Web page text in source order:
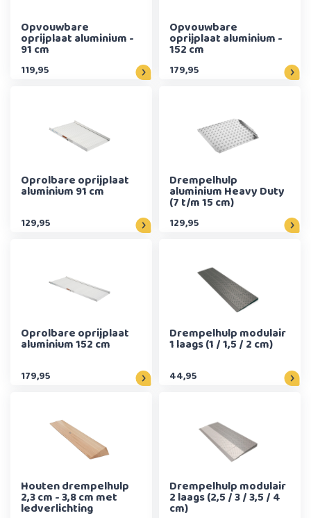
Opvouwbare
oprijplaat aluminium -
91 cm
119,95
Opvouwbare
oprijplaat aluminium -
152 cm
179,95
Oprolbare oprijplaat
aluminium 91 cm
129,95
Drempelhulp
aluminium Heavy Duty
(7 t/m 15 cm)
129,95
Oprolbare oprijplaat
aluminium 152 cm
179,95
Drempelhulp modulair
1 laags (1 / 1,5 / 2 cm)
44,95
Houten drempelhulp
2,3 cm - 3,8 cm met
ledverlichting
Drempelhulp modulair
2 laags (2,5 / 3 / 3,5 / 4
cm)